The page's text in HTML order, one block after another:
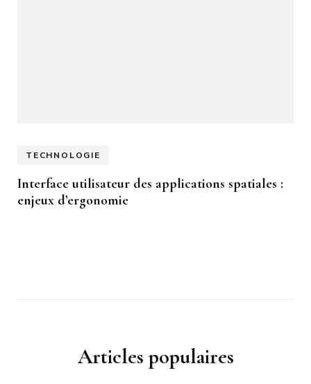
TECHNOLOGIE
Interface utilisateur des applications spatiales :
enjeux d’ergonomie
Articles populaires